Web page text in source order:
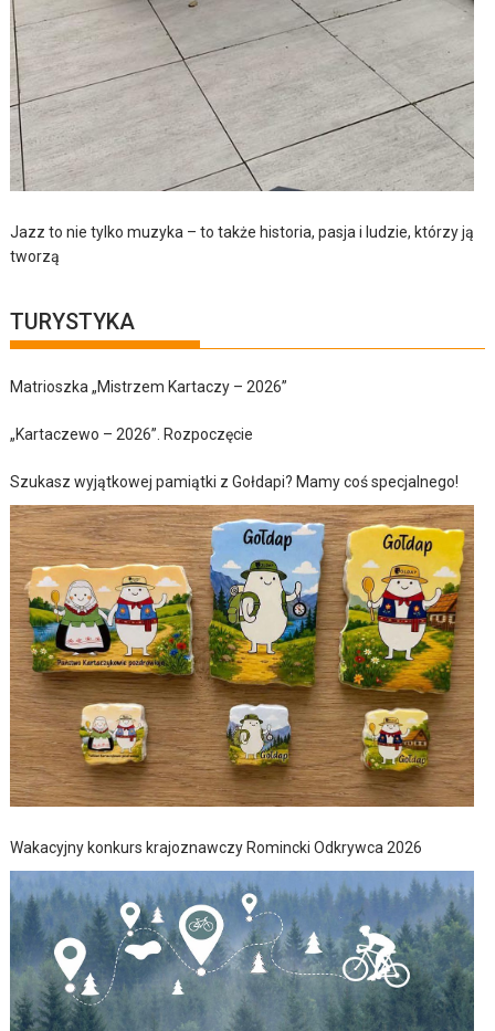
Jazz to nie tylko muzyka – to także historia, pasja i ludzie, którzy ją
tworzą
TURYSTYKA
Matrioszka „Mistrzem Kartaczy – 2026”
„Kartaczewo – 2026”. Rozpoczęcie
Szukasz wyjątkowej pamiątki z Gołdapi? Mamy coś specjalnego!
Wakacyjny konkurs krajoznawczy Romincki Odkrywca 2026